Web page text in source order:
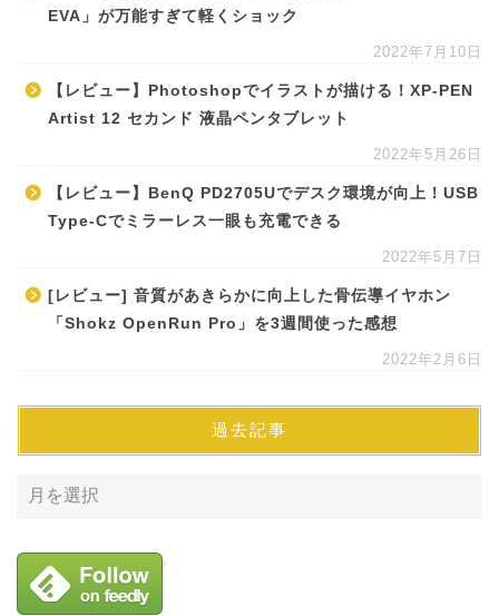
EVA」が万能すぎて軽くショック
2022年7月10日
【レビュー】Photoshopでイラストが描ける！XP-PEN
Artist 12 セカンド 液晶ペンタブレット
2022年5月26日
【レビュー】BenQ PD2705Uでデスク環境が向上！USB
Type-Cでミラーレス一眼も充電できる
2022年5月7日
[レビュー] 音質があきらかに向上した骨伝導イヤホン
「Shokz OpenRun Pro」を3週間使った感想
2022年2月6日
過去記事